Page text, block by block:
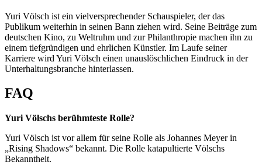
Yuri Völsch ist ein vielversprechender Schauspieler, der das
Publikum weiterhin in seinen Bann ziehen wird. Seine Beiträge zum
deutschen Kino, zu Weltruhm und zur Philanthropie machen ihn zu
einem tiefgründigen und ehrlichen Künstler. Im Laufe seiner
Karriere wird Yuri Völsch einen unauslöschlichen Eindruck in der
Unterhaltungsbranche hinterlassen.
FAQ
Yuri Völschs berühmteste Rolle?
Yuri Völsch ist vor allem für seine Rolle als Johannes Meyer in
„Rising Shadows“ bekannt. Die Rolle katapultierte Völschs
Bekanntheit.